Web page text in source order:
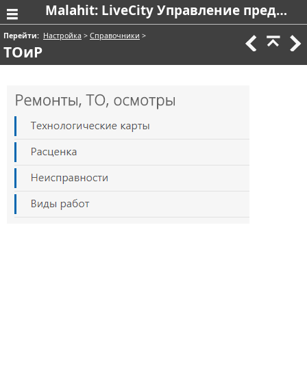
Malahit: LiveCity Управление предприятием в сфере ЖКХ